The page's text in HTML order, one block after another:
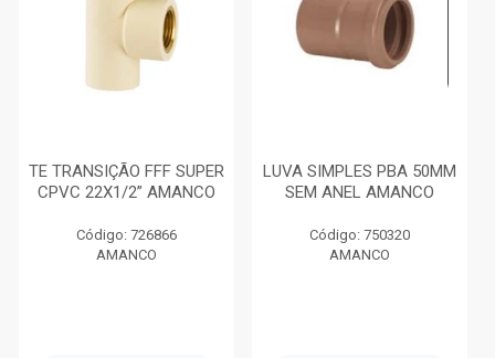
TE TRANSIÇÃO FFF SUPER
CPVC 22X1/2” AMANCO
Código: 726866
AMANCO
LUVA SIMPLES PBA 50MM
SEM ANEL AMANCO
Código: 750320
AMANCO